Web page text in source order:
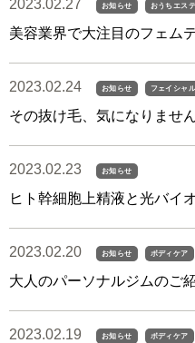
2023.02.27 お知らせ おうちエステ
美容業界で大注目のフェム
2023.02.24 お知らせ フェイシャ
その抜け毛、気になりませ
2023.02.23 お知らせ
ヒト幹細胞上精液と光バイ
2023.02.20 お知らせ ボディケア
大人のパーソナルジムのご
2023.02.19 お知らせ ボディケア